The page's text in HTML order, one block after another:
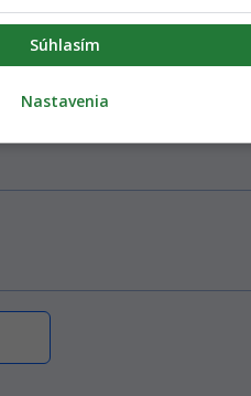
kód
ponukami Startitup a jeho obchodných
Súhlasím
Nastavenia